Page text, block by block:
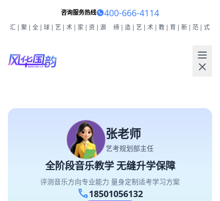
咨询服务热线 400-666-4114
汇|聚|全|球|艺|术|家|资|源 缔|造|艺|术|教|育|新|范|式
张老师
艺考规划部主任
全阶段音乐教学 无缝升学保障
评测音乐方向专业能力 量身定制适考学习方案
call18501056132